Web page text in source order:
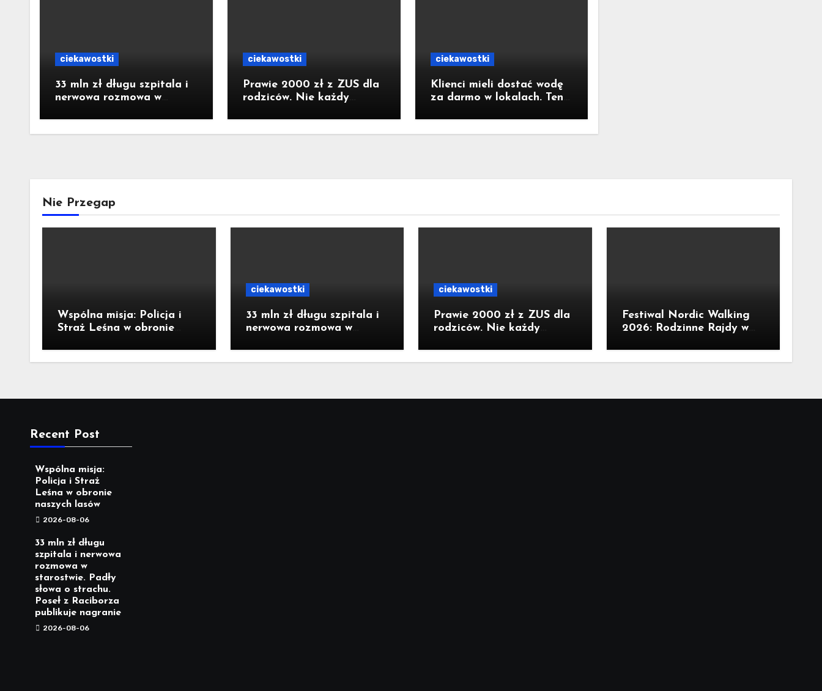
ciekawostki
33 mln zł długu szpitala i
nerwowa rozmowa w
strachu. Poseł z Raciborza
publikuje nagranie
ciekawostki
Prawie 2000 zł z ZUS dla
rodziców. Nie każdy
konkretne warunki
ciekawostki
Klienci mieli dostać wodę
za darmo w lokalach. Ten
wejdzie w życie
Nie Przegap
Wspólna misja: Policja i
Straż Leśna w obronie
ciekawostki
33 mln zł długu szpitala i
nerwowa rozmowa w
strachu. Poseł z Raciborza
ciekawostki
Prawie 2000 zł z ZUS dla
rodziców. Nie każdy
konkretne warunki
Festiwal Nordic Walking
2026: Rodzinne Rajdy w
Recent Post
Wspólna misja:
Policja i Straż
Leśna w obronie
naszych lasów
2026-08-06
33 mln zł długu
szpitala i nerwowa
rozmowa w
starostwie. Padły
słowa o strachu.
Poseł z Raciborza
publikuje nagranie
2026-08-06